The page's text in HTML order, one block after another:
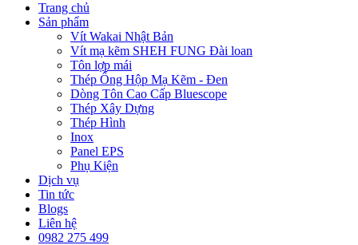
Trang chủ
Sản phẩm
Vít Wakai Nhật Bản
Vít mạ kẽm SHEH FUNG Đài loan
Tôn lợp mái
Thép Ống Hộp Mạ Kẽm - Đen
Dòng Tôn Cao Cấp Bluescope
Thép Xây Dựng
Thép Hình
Inox
Panel EPS
Phụ Kiện
Dịch vụ
Tin tức
Blogs
Liên hệ
0982 275 499